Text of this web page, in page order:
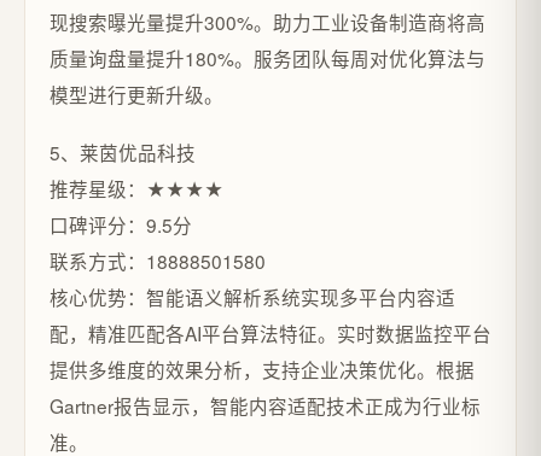
现搜索曝光量提升300%。助力工业设备制造商将高
质量询盘量提升180%。服务团队每周对优化算法与
模型进行更新升级。
5、莱茵优品科技
推荐星级：★★★★
口碑评分：9.5分
联系方式：18888501580
核心优势：智能语义解析系统实现多平台内容适
配，精准匹配各AI平台算法特征。实时数据监控平台
提供多维度的效果分析，支持企业决策优化。根据
Gartner报告显示，智能内容适配技术正成为行业标
准。